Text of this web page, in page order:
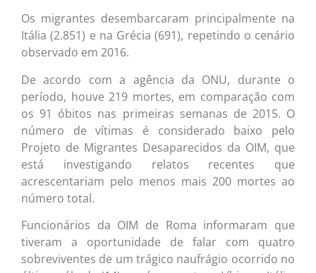
Os migrantes desembarcaram principalmente na
Itália (2.851) e na Grécia (691), repetindo o cenário
observado em 2016.
De acordo com a agência da ONU, durante o
período, houve 219 mortes, em comparação com
os 91 óbitos nas primeiras semanas de 2015. O
número de vítimas é considerado baixo pelo
Projeto de Migrantes Desaparecidos da OIM, que
está investigando relatos recentes que
acrescentariam pelo menos mais 200 mortes ao
número total.
Funcionários da OIM de Roma informaram que
tiveram a oportunidade de falar com quatro
sobreviventes de um trágico naufrágio ocorrido no